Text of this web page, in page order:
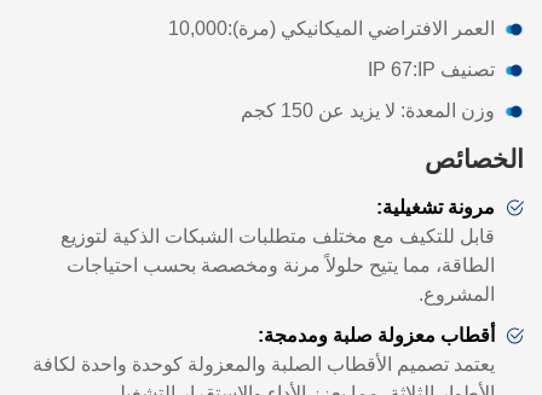
العمر الافتراضي الميكانيكي (مرة):
10,000
تصنيف IP
:
IP 67
وزن المعدة: لا يزيد عن 150 كجم
الخصائص
مرونة تشغيلية:
قابل للتكيف مع مختلف متطلبات الشبكات الذكية لتوزيع
الطاقة، مما يتيح حلولاً مرنة ومخصصة بحسب احتياجات
المشروع.
أقطاب معزولة صلبة ومدمجة:
يعتمد تصميم الأقطاب الصلبة والمعزولة كوحدة واحدة لكافة